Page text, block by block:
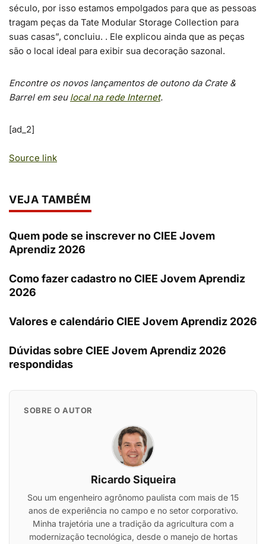
século, por isso estamos empolgados para que as pessoas
tragam peças da Tate Modular Storage Collection para
suas casas”, concluiu. . Ele explicou ainda que as peças
são o local ideal para exibir sua decoração sazonal.
Encontre os novos lançamentos de outono da Crate &
Barrel em seu local na rede Internet.
[ad_2]
Source link
VEJA TAMBÉM
Quem pode se inscrever no CIEE Jovem
Aprendiz 2026
Como fazer cadastro no CIEE Jovem Aprendiz
2026
Valores e calendário CIEE Jovem Aprendiz 2026
Dúvidas sobre CIEE Jovem Aprendiz 2026
respondidas
SOBRE O AUTOR
Ricardo Siqueira
Sou um engenheiro agrônomo paulista com mais de 15
anos de experiência no campo e no setor corporativo.
Minha trajetória une a tradição da agricultura com a
modernização tecnológica, desde o manejo de hortas